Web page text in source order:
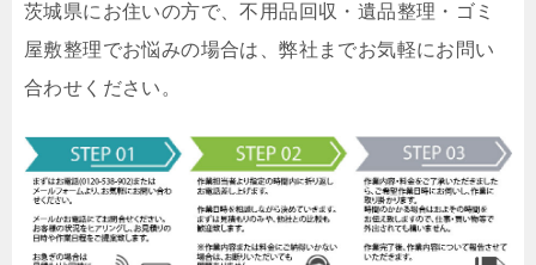
茨城県にお住いの方で、不用品回収・遺品整理・ゴミ
屋敷整理でお悩みの場合は、弊社までお気軽にお問い
合わせください。